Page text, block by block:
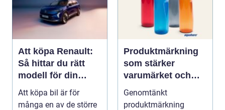
Att köpa Renault:
Så hittar du rätt
modell för din
vardag
Att köpa bil är för
många en av de större
Produktmärkning
som stärker
varumärket och
förenklar vardagen
Genomtänkt
produktmärkning